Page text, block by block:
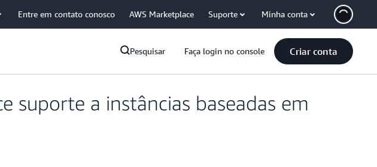
Entre em contato conosco AWS Marketplace Suporte Minha conta
Pesquisar Faça login no console Criar conta
suporte a instâncias baseadas em